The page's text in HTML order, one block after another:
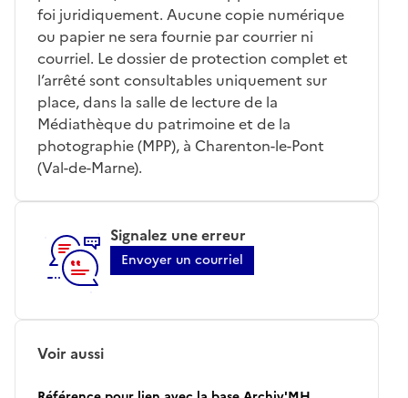
foi juridiquement. Aucune copie numérique
ou papier ne sera fournie par courrier ni
courriel. Le dossier de protection complet et
l’arrêté sont consultables uniquement sur
place, dans la salle de lecture de la
Médiathèque du patrimoine et de la
photographie (MPP), à Charenton-le-Pont
(Val-de-Marne).
Signalez une erreur
Envoyer un courriel
Voir aussi